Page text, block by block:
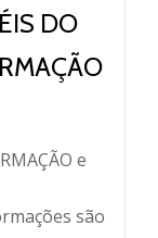
DO
e
são